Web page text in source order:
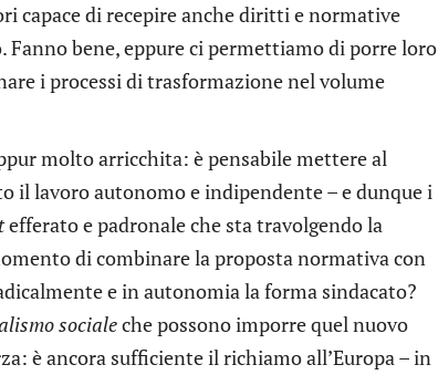
capace di recepire anche diritti e normative
bene, eppure ci permettiamo di porre loro
i processi di trasformazione nel volume
molto arricchita: è pensabile mettere al
il lavoro autonomo e indipendente – e dunque i
efferato e padronale che sta travolgendo la
di combinare la proposta normativa con
e in autonomia la forma sindacato?
socialeche possono imporre quel nuovo
è ancora sufficiente il richiamo all’Europa – in